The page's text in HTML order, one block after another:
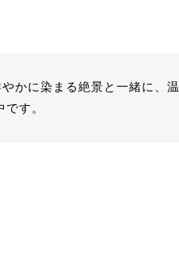
かに染まる絶景と一緒に、温
す。